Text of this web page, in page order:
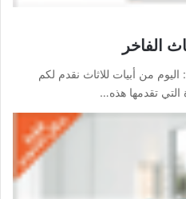
الفاخر
من أبيات للاثاث نقدم لكم
تقدمها هذه…